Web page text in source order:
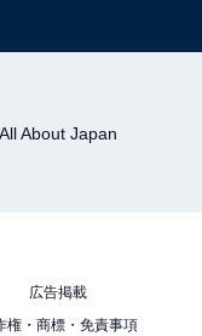
All About Japan
広告掲載
権・商標・免責事項